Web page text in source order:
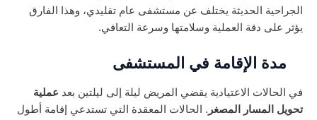
الجراحية الحديثة يختلف عن مستشفى عام تقليدي، وهذا الفارق
يؤثر على دقة العملية وسلامتها وسرعة التعافي.
مدة الإقامة في المستشفى
في الحالات الاعتيادية يقضي المريض ليلة إلى ليلتين بعد عملية
تحويل المسار المصغر . الحالات المعقدة التي تستدعي إقامة أطول